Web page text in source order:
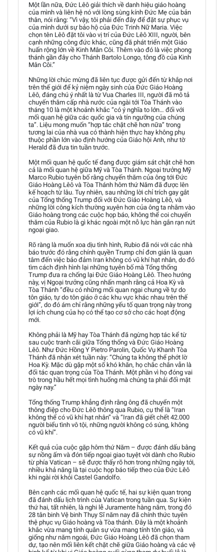
Một lần nữa, Đức Lêô giải thích về danh hiệu giáo hoàng
của mình và liên hệ nó với lòng sùng kính Đức Mẹ của bản
thân, nói rằng: “Vì vậy, tôi phải đến đây để đặt sự phục vụ
của mình dưới sự bảo hộ của Đức Trinh Nữ Maria. Việc
chọn tên Lêô đặt tôi vào vị trí của Đức Lêô XIII, người, bên
cạnh những công đức khác, cũng đã phát triển một Giáo
huấn rộng lớn về Kinh Mân Côi. Thêm vào đó là việc phong
thánh gần đây cho Thánh Bartolo Longo, tông đồ của Kinh
Mân Côi.”
Những lời chúc mừng đã liên tục được gửi đến từ khắp nơi
trên thế giới để kỷ niệm ngày sinh của Đức Giáo Hoàng
Lêô, đáng chú ý nhất là từ Vua Charles III, người đã mô tả
chuyến thăm cấp nhà nước của ngài tới Tòa Thánh vào
tháng 10 là một khoảnh khắc “có ý nghĩa to lớn… đối với
mối quan hệ giữa các quốc gia và tín ngưỡng của chúng
ta”. Liệu mong muốn “hợp tác chặt chẽ hơn nữa” trong
tương lai của nhà vua có thành hiện thực hay không phụ
thuộc phần lớn vào định hướng của Giáo hội Anh, như tờ
Herald đã đưa tin tuần trước.
Một mối quan hệ quốc tế đang được giám sát chặt chẽ hơn
cả là mối quan hệ giữa Mỹ và Tòa Thánh. Ngoại trưởng Mỹ
Marco Rubio tuyên bố rằng chuyến thăm của ông tới Đức
Giáo Hoàng Lêô và Tòa Thánh hôm thứ Năm đã được lên
kế hoạch từ lâu. Tuy nhiên, sau những lời chỉ trích gay gắt
của Tổng thống Trump đối với Đức Giáo Hoàng Lêô, và
những lời công kích thường xuyên hơn của ông ta nhằm vào
Giáo hoàng trong các cuộc họp báo, không thể coi chuyến
thăm của Rubio là gì khác ngoài một nỗ lực hàn gắn rạn nứt
ngoại giao.
Rõ ràng là muốn xoa dịu tình hình, Rubio đã nói với các nhà
báo trước đó rằng chính quyền Trump chỉ đơn giản là quan
tâm đến việc bảo đảm Iran không có vũ khí hạt nhân, do đó
tìm cách định hình lại những tuyên bố mà Tổng thống
Trump đưa ra chống lại Đức Giáo Hoàng Lêô. Theo hướng
này, vị Ngoại trưởng cũng nhấn mạnh rằng cả Hoa Kỳ và
Tòa Thánh “đều có những mối quan ngại chung về tự do
tôn giáo, tự do tôn giáo ở các khu vực khác nhau trên thế
giới”, do đó ám chỉ rằng những yếu tố quan trọng này trong
lợi ích chung của họ có thể tạo cơ sở cho các hoạt động
mới.
Không phải là Mỹ hay Tòa Thánh đã ngừng hợp tác kể từ
sau cuộc tranh cãi giữa Tổng thống và Đức Giáo Hoàng
Lêô. Như Đức Hồng Y Pietro Parolin, Quốc Vụ Khanh Tòa
Thánh đã nhận xét tuần này: “Chúng ta không thể phớt lờ
Hoa Kỳ. Mặc dù gặp một số khó khăn, họ chắc chắn vẫn là
đối tác quan trọng của Tòa Thánh. Một phần vì họ đóng vai
trò trong hầu hết mọi tình huống mà chúng ta phải đối mặt
ngày nay.”
Tổng thống Trump khẳng định rằng ông đã chuyển một
thông điệp cho Đức Lêô thông qua Rubio, cụ thể là “Iran
không thể có vũ khí hạt nhân” và “Iran đã giết chết 42.000
người biểu tình vô tội, những người không có súng, không
có vũ khí”.
Kết quả của cuộc gặp hôm thứ Năm – được đánh dấu bằng
sự nồng ấm và đón tiếp ngoại giao tuyệt vời dành cho Rubio
từ phía Vatican – sẽ được thấy rõ hơn trong những ngày tới,
nhiều khả năng là tại cuộc họp báo tiếp theo của Đức Lêô
khi ngài rời khỏi Castel Gandolfo.
Bên cạnh các mối quan hệ quốc tế, hai sự kiện quan trọng
đã đánh dấu lịch trình của Vatican trong tuần qua. Sự kiện
thứ hai, tất nhiên, là nghi lễ Juramente hàng năm, trong đó
28 tân binh Vệ binh Thụy Sĩ năm nay đã chính thức tuyên
thệ phục vụ Giáo hoàng và Tòa thánh. Đây là một khoảnh
khắc vừa mang tính quân sự vừa mang tính tôn giáo, và
giống như năm ngoái, Đức Giáo Hoàng Lêô đã chọn tham
dự, tạo nên mối liên kết chặt chẽ giữa Giáo hoàng và các vệ